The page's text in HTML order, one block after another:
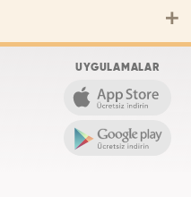
UYGULAMALAR